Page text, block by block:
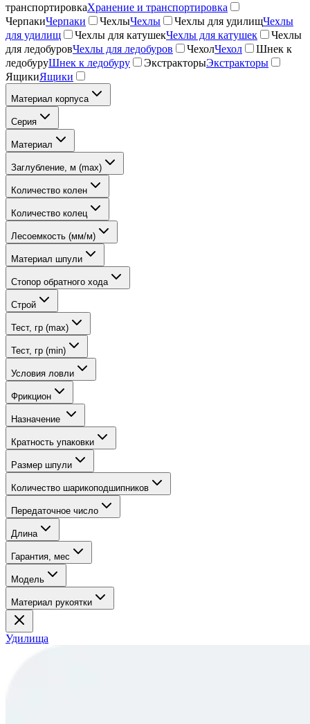
транспортировкаХранение и транспортировка
ЧерпакиЧерпаки ЧехлыЧехлы Чехлы для удилищЧехлы
для удилищ
Чехлы для катушекЧехлы для катушек
Чехлы
для ледобуровЧехлы для ледобуров ЧехолЧехол
Шнек к
ледобуруШнек к ледобуру ЭкстракторыЭкстракторы
ЯщикиЯщики
Материал корпуса
Серия
Материал
Заглубление, м (max)
Количество колен
Количество колец
Лесоемкость (мм/м)
Материал шпули
Стопор обратного хода
Строй
Тест, гр (max)
Тест, гр (min)
Условия ловли
Фрикцион
Назначение
Кратность упаковки
Размер шпули
Количество шарикоподшипников
Передаточное число
Длина
Гарантия, мес
Модель
Материал рукоятки
Удилища